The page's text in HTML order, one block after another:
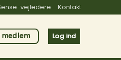
vejledere Kontakt
medlem Log ind